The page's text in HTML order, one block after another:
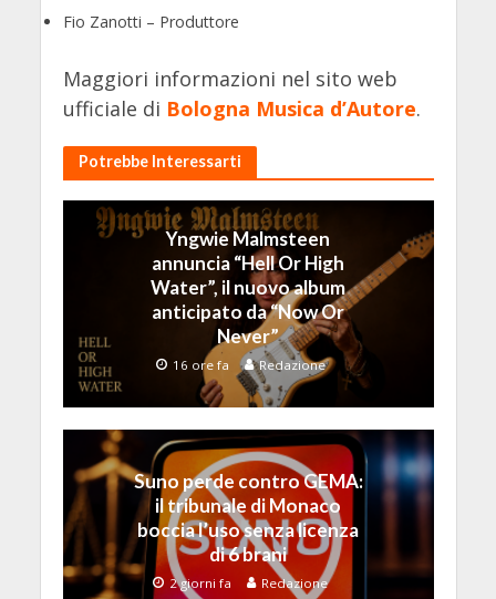
Fio Zanotti – Produttore
Maggiori informazioni nel sito web
ufficiale di Bologna Musica d’Autore.
Potrebbe Interessarti
Yngwie Malmsteen
annuncia “Hell Or High
Water”, il nuovo album
anticipato da “Now Or
Never”
16 ore fa Redazione
Suno perde contro GEMA:
il tribunale di Monaco
boccia l’uso senza licenza
di 6 brani
2 giorni fa Redazione